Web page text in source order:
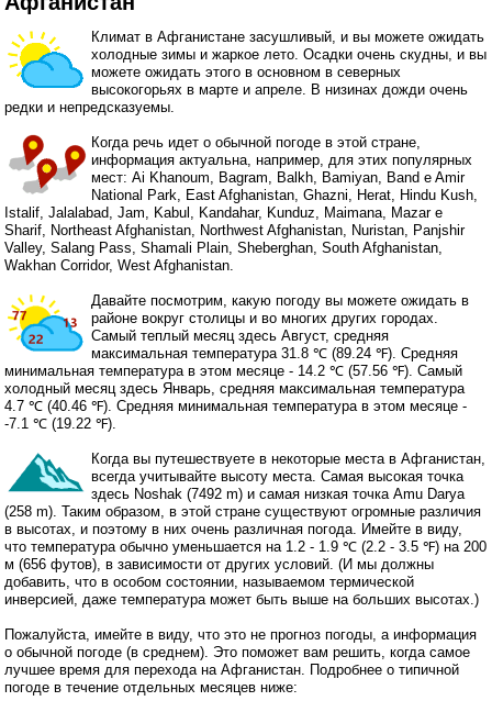
Климат в Афганистане засушливый, и вы можете ожидать
холодные зимы и жаркое лето. Осадки очень скудны, и вы
можете ожидать этого в основном в северных
высокогорьях в марте и апреле. В низинах дожди очень
редки и непредсказуемы.
Когда речь идет о обычной погоде в этой стране,
информация актуальна, например, для этих популярных
мест: Ai Khanoum, Bagram, Balkh, Bamiyan, Band e Amir
National Park, East Afghanistan, Ghazni, Herat, Hindu Kush,
Istalif, Jalalabad, Jam, Kabul, Kandahar, Kunduz, Maimana, Mazar e
Sharif, Northeast Afghanistan, Northwest Afghanistan, Nuristan, Panjshir
Valley, Salang Pass, Shamali Plain, Sheberghan, South Afghanistan,
Wakhan Corridor, West Afghanistan.
Давайте посмотрим, какую погоду вы можете ожидать в
районе вокруг столицы и во многих других городах.
Самый теплый месяц здесь Август, средняя
максимальная температура 31.8 ℃ (89.24 ℉). Средняя
минимальная температура в этом месяце - 14.2 ℃ (57.56 ℉). Самый
холодный месяц здесь Январь, средняя максимальная температура
4.7 ℃ (40.46 ℉). Средняя минимальная температура в этом месяце -
-7.1 ℃ (19.22 ℉).
Когда вы путешествуете в некоторые места в Афганистан,
всегда учитывайте высоту места. Самая высокая точка
здесь Noshak (7492 m) и самая низкая точка Amu Darya
(258 m). Таким образом, в этой стране существуют огромные различия
в высотах, и поэтому в них очень различная погода. Имейте в виду,
что температура обычно уменьшается на 1.2 - 1.9 ℃ (2.2 - 3.5 ℉) на 200
м (656 футов), в зависимости от других условий. (И мы должны
добавить, что в особом состоянии, называемом термической
инверсией, даже температура может быть выше на больших высотах.)
Пожалуйста, имейте в виду, что это не прогноз погоды, а информация
о обычной погоде (в среднем). Это поможет вам решить, когда самое
лучшее время для перехода на Афганистан. Подробнее о типичной
погоде в течение отдельных месяцев ниже: